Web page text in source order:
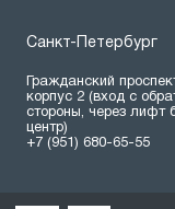
Санкт-Петербург
Гражданский
корпус 2 (вход с
стороны, через лифт
центр)
+7 (951) 680-65-55